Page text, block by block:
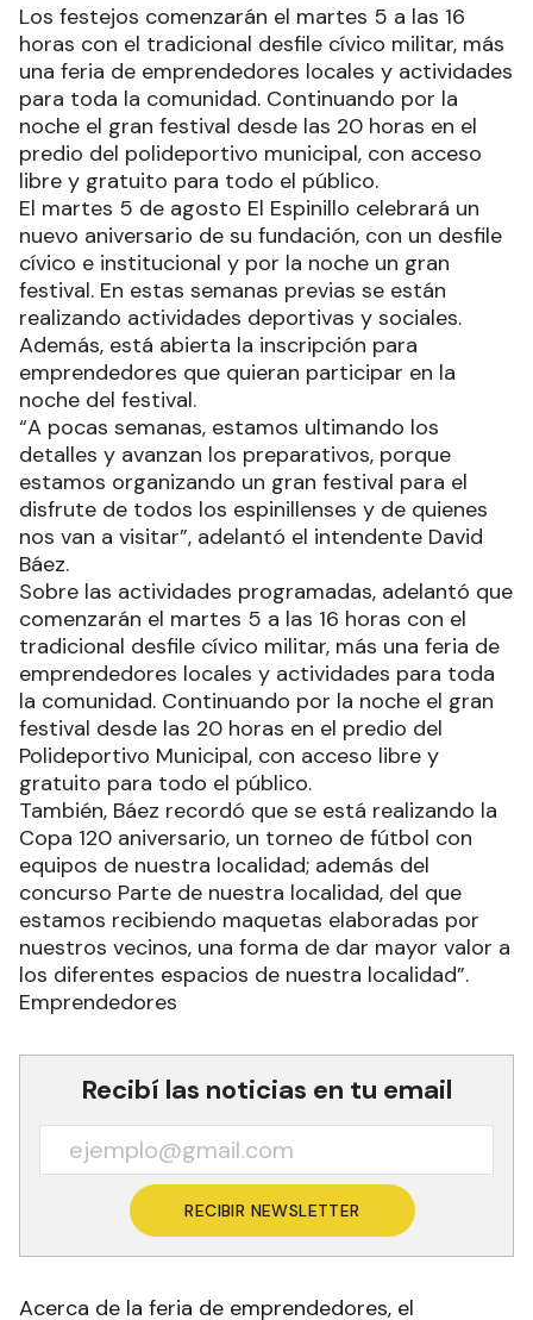
Los festejos comenzarán el martes 5 a las 16
horas con el tradicional desfile cívico militar, más
una feria de emprendedores locales y actividades
para toda la comunidad. Continuando por la
noche el gran festival desde las 20 horas en el
predio del polideportivo municipal, con acceso
libre y gratuito para todo el público.
El martes 5 de agosto El Espinillo celebrará un
nuevo aniversario de su fundación, con un desfile
cívico e institucional y por la noche un gran
festival. En estas semanas previas se están
realizando actividades deportivas y sociales.
Además, está abierta la inscripción para
emprendedores que quieran participar en la
noche del festival.
“A pocas semanas, estamos ultimando los
detalles y avanzan los preparativos, porque
estamos organizando un gran festival para el
disfrute de todos los espinillenses y de quienes
nos van a visitar”, adelantó el intendente David
Báez.
Sobre las actividades programadas, adelantó que
comenzarán el martes 5 a las 16 horas con el
tradicional desfile cívico militar, más una feria de
emprendedores locales y actividades para toda
la comunidad. Continuando por la noche el gran
festival desde las 20 horas en el predio del
Polideportivo Municipal, con acceso libre y
gratuito para todo el público.
También, Báez recordó que se está realizando la
Copa 120 aniversario, un torneo de fútbol con
equipos de nuestra localidad; además del
concurso Parte de nuestra localidad, del que
estamos recibiendo maquetas elaboradas por
nuestros vecinos, una forma de dar mayor valor a
los diferentes espacios de nuestra localidad”.
Emprendedores
Recibí las noticias en tu email
RECIBIR NEWSLETTER
Acerca de la feria de emprendedores, el